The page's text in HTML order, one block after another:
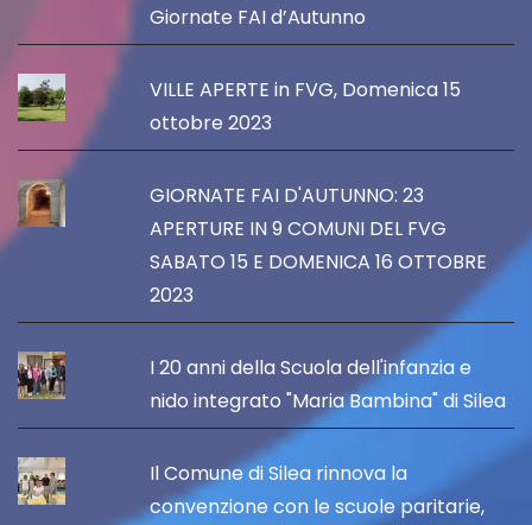
Giornate FAI d’Autunno
VILLE APERTE in FVG, Domenica 15
ottobre 2023
GIORNATE FAI D'AUTUNNO: 23
APERTURE IN 9 COMUNI DEL FVG
SABATO 15 E DOMENICA 16 OTTOBRE
2023
I 20 anni della Scuola dell'infanzia e
nido integrato "Maria Bambina" di Silea
Il Comune di Silea rinnova la
convenzione con le scuole paritarie,